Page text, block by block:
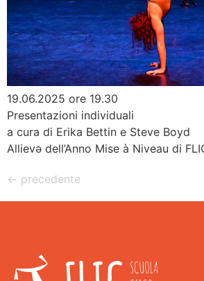
19.06.2025 ore 19.30
Presentazioni individuali
a cura di Erika Bettin e Steve Boyd
Allievə dell’Anno Mise à Niveau di
← precedente